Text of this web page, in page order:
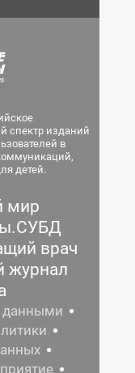
спектр изданий
в
детей.
мир
врач
журнал
данными